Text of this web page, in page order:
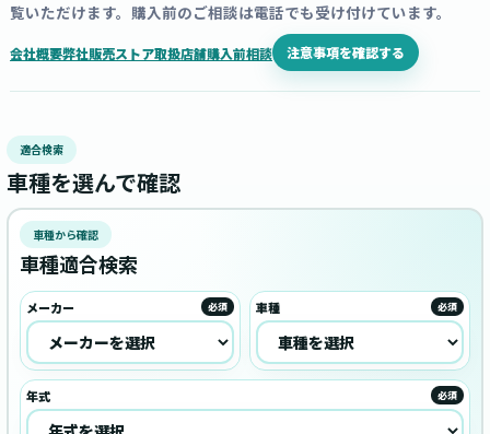
覧いただけます。購入前のご相談は電話でも受け付けています。
会社概要弊社販売ストア取扱店舗購入前相談 注意事項を確認する
適合検索
車種を選んで確認
車種から確認
車種適合検索
メーカー 必須 車種 必須
年式 必須